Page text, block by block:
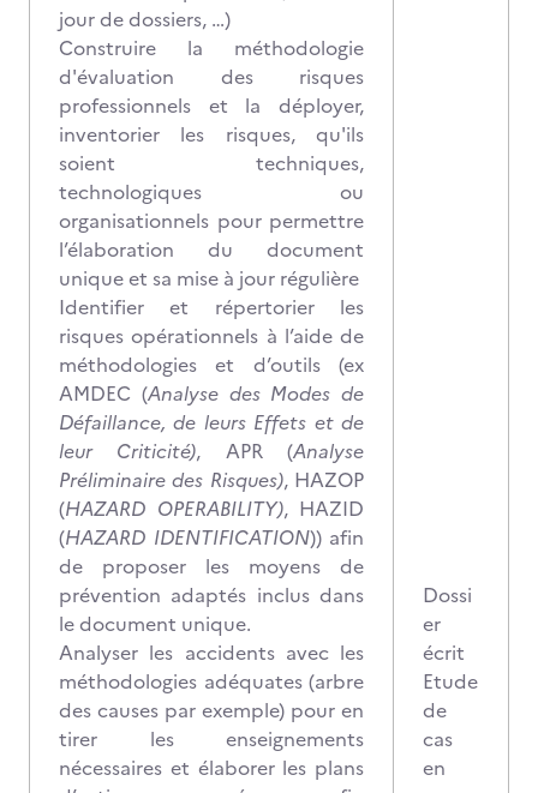
jour de dossiers, …)
Construire la méthodologie
d'évaluation des risques
professionnels et la déployer,
inventorier les risques, qu'ils
soient techniques,
technologiques ou
organisationnels pour permettre
l’élaboration du document
unique et sa mise à jour régulière
Identifier et répertorier les
risques opérationnels à l’aide de
méthodologies et d’outils (ex
AMDEC (Analyse des Modes de
Défaillance, de leurs Effets et de
leur Criticité), APR (Analyse
Préliminaire des Risques), HAZOP
(HAZARD OPERABILITY), HAZID
(HAZARD IDENTIFICATION)) afin
de proposer les moyens de
prévention adaptés inclus dans
le document unique.
Analyser les accidents avec les
méthodologies adéquates (arbre
des causes par exemple) pour en
tirer les enseignements
nécessaires et élaborer les plans
Dossi
er
écrit
Etude
de
cas
en